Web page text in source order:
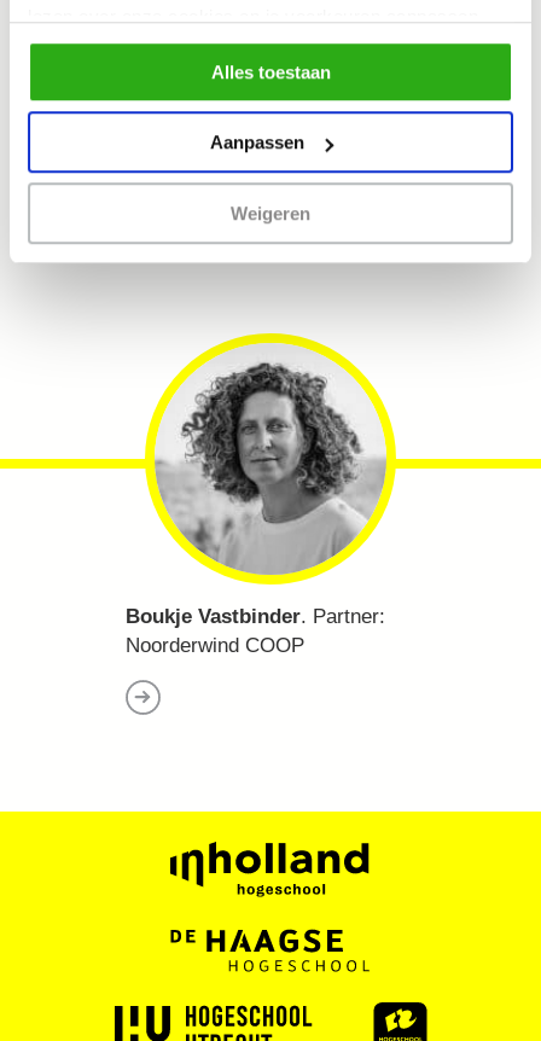
Door op 'Alles toestaan' te klikken, ga je akkoord met het
gebruik van alle cookies zoals omschreven in
ons cookiebeleid.
Alles toestaan
Aanpassen
Weigeren
Fiona Jongejans. Partner:
morgenmakers
Boukje Vastbinder. Partner:
Noorderwind COOP